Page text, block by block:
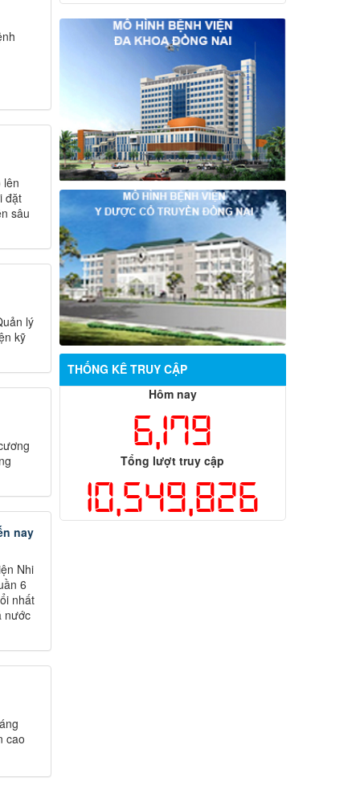
lên
đặt
sâu
lý
kỹ
nay
Nhi
6
nhất
nước
cao
THỐNG KÊ TRUY CẬP
Hôm nay
6,179
Tổng lượt truy cập
10,549,826